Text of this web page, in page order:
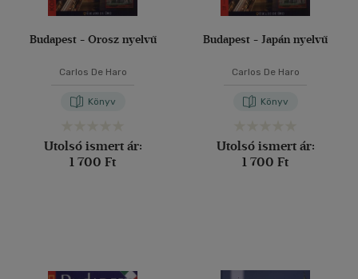
Budapest - Orosz nyelvű
Carlos De Haro
Könyv
Utolsó ismert ár:
1 700 Ft
Budapest - Japán nyelvű
Carlos De Haro
Könyv
Utolsó ismert ár:
1 700 Ft